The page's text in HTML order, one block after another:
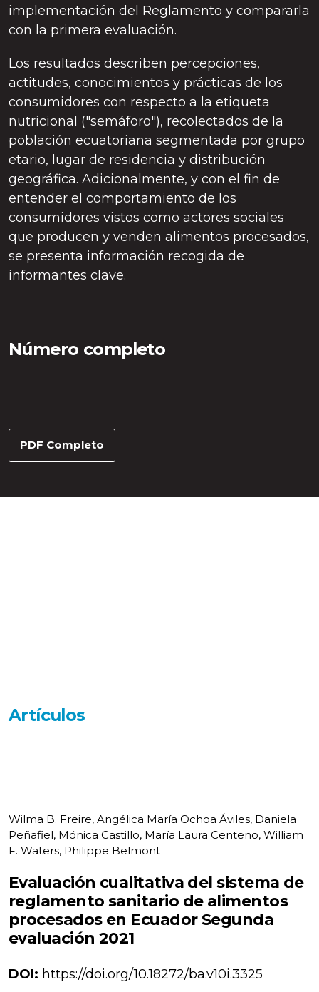
implementación del Reglamento y compararla
con la primera evaluación.
Los resultados describen percepciones,
actitudes, conocimientos y prácticas de los
consumidores con respecto a la etiqueta
nutricional ("semáforo"), recolectados de la
población ecuatoriana segmentada por grupo
etario, lugar de residencia y distribución
geográfica. Adicionalmente, y con el fin de
entender el comportamiento de los
consumidores vistos como actores sociales
que producen y venden alimentos procesados,
se presenta información recogida de
informantes clave.
Número completo
PDF Completo
Artículos
Wilma B. Freire, Angélica María Ochoa Áviles, Daniela
Peñafiel, Mónica Castillo, María Laura Centeno, William
F. Waters, Philippe Belmont
Evaluación cualitativa del sistema de
reglamento sanitario de alimentos
procesados en Ecuador Segunda
evaluación 2021
DOI: https://doi.org/10.18272/ba.v10i.3325